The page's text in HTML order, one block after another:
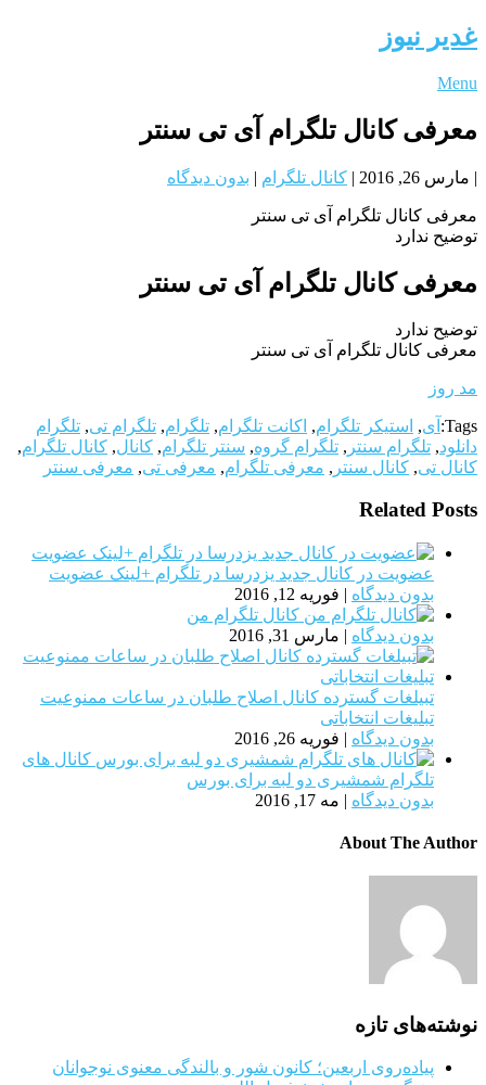
غدیر نیوز
Menu
معرفی کانال تلگرام آی تی سنتر
| مارس 26, 2016 | کانال تلگرام | بدون دیدگاه
معرفی کانال تلگرام آی تی سنتر
توضیح ندارد
معرفی کانال تلگرام آی تی سنتر
توضیح ندارد
معرفی کانال تلگرام آی تی سنتر
مد روز
Tags: آی, استیکر تلگرام, اکانت تلگرام, تلگرام, تلگرام تی, تلگرام
دانلود, تلگرام سنتر , تلگرام گروه, سنتر تلگرام, کانال, کانال تلگرام,
کانال تی, کانال سنتر , معرفی تلگرام, معرفی تی, معرفی سنتر
Related Posts
عضویت در کانال جدید یزدرسا در تلگرام +لینک عضویت
بدون دیدگاه | فوریه 12, 2016
کانال تلگرام من
بدون دیدگاه | مارس 31, 2016
تبیلغات گسترده کانال اصلاح طلبان در ساعات ممنوعیت
تبلیغات انتخاباتی
بدون دیدگاه | فوریه 26, 2016
کانال های
تلگرام شمشیری دو لبه برای بورس
بدون دیدگاه | مه 17, 2016
About The Author
نوشته‌های تازه
پیاده‌روی اربعین؛ کانون شور و بالندگی معنوی نوجوانان